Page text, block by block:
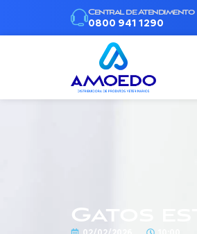
Central de Atendimento
0800 941 1290
Gatos